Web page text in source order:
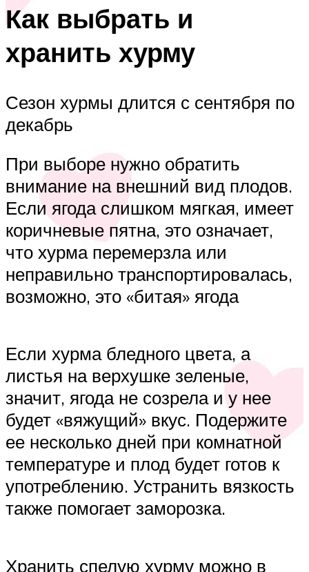
Как выбрать и
хранить хурму
Сезон хурмы длится с сентября по
декабрь
При выборе нужно обратить
внимание на внешний вид плодов.
Если ягода слишком мягкая, имеет
коричневые пятна, это означает,
что хурма перемерзла или
неправильно транспортировалась,
возможно, это «битая» ягода
Если хурма бледного цвета, а
листья на верхушке зеленые,
значит, ягода не созрела и у нее
будет «вяжущий» вкус. Подержите
ее несколько дней при комнатной
температуре и плод будет готов к
употреблению. Устранить вязкость
также помогает заморозка.
Хранить спелую хурму можно в